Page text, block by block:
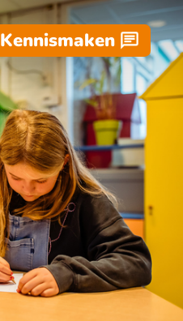
Kennismaken